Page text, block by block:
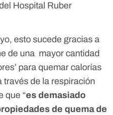
Hospital Ruber
, esto sucede gracias a
de una mayor cantidad
para quemar calorías
través de la respiración
que “es demasiado
de quema de